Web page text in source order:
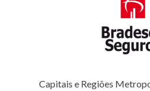
Capitais e Regiões